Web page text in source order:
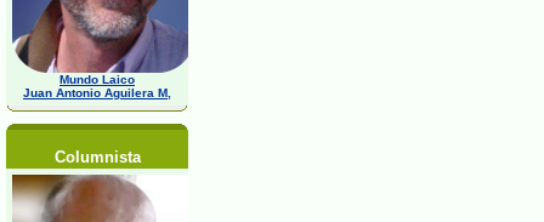
Mundo Laico
Juan Antonio Aguilera M,
Columnista